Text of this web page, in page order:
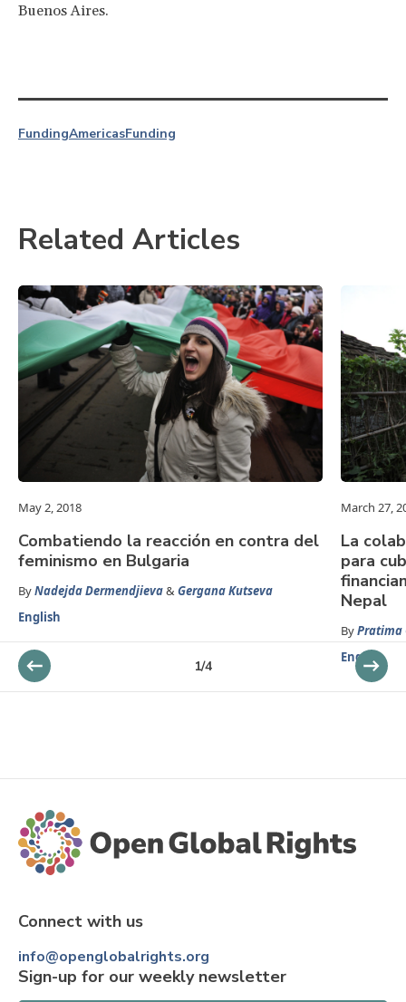
Buenos Aires.
FundingAmericasFunding
Related Articles
May 2, 2018
Combatiendo la reacción en contra del
feminismo en Bulgaria
ByNadejda Dermendjieva&Gergana Kutseva
English
March 27,
La
para
Nepal
ByPratima
English
1/4
Connect with us
info@openglobalrights.org
Sign-up for our weekly newsletter